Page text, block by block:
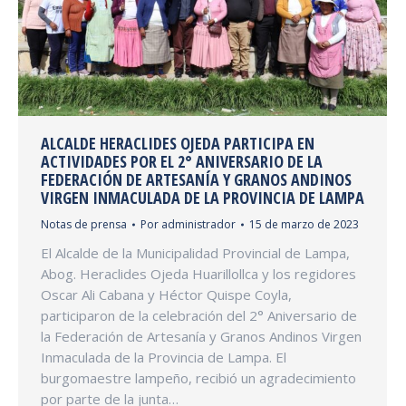
ALCALDE HERACLIDES OJEDA PARTICIPA EN
ACTIVIDADES POR EL 2° ANIVERSARIO DE LA
FEDERACIÓN DE ARTESANÍA Y GRANOS ANDINOS
VIRGEN INMACULADA DE LA PROVINCIA DE LAMPA
Notas de prensa Por administrador 15 de marzo de 2023
El Alcalde de la Municipalidad Provincial de Lampa,
Abog. Heraclides Ojeda Huarillollca y los regidores
Oscar Ali Cabana y Héctor Quispe Coyla,
participaron de la celebración del 2° Aniversario de
la Federación de Artesanía y Granos Andinos Virgen
Inmaculada de la Provincia de Lampa. El
burgomaestre lampeño, recibió un agradecimiento
por parte de la junta…